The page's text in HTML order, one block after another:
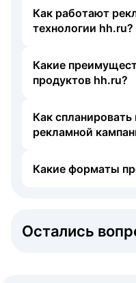
Как работают
технологии hh.ru?
Какие
продуктов hh.ru?
Как
рекламной
Какие форматы
Остались